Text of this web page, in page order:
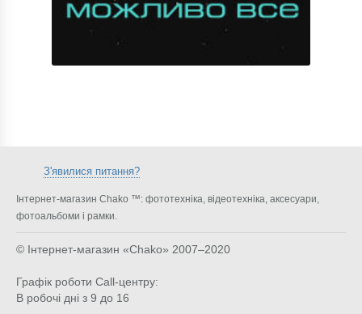
З'явилися питання?
Інтернет-магазин Chako ™: фототехніка, відеотехніка, аксесуари,
фотоальбоми і рамки.
© Інтернет-магазин «Chako» 2007–2020
Графік роботи Call-центру:
В робочі дні з 9 до 16